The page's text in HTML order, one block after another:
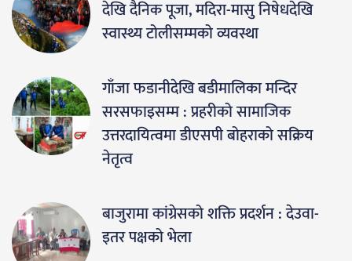
देखि दैनिक पूजा, मदिरा-मासु निषेधदेखि
स्वास्थ्य टोलीसम्मको व्यवस्था
गाँजा फडानीदेखि बडीमालिका मन्दिर
सरसफाइसम्म : प्रहरीको सामाजिक
उत्तरदायित्वमा डीएसपी बोहराको सक्रिय
नेतृत्व
बाजुरामा कांग्रेसको शक्ति प्रदर्शन : देउवा-
इतर पक्षको भेला